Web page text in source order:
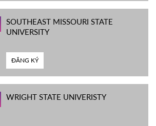
SOUTHEAST MISSOURI STATE
UNIVERSITY
ĐĂNG KÝ
WRIGHT STATE UNIVERISTY